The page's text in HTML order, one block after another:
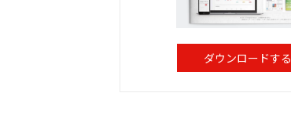
ダウンロードする